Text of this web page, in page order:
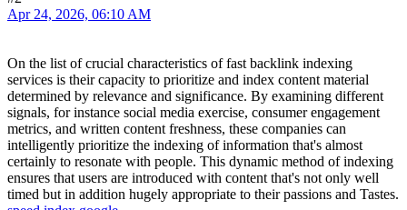
Apr 24, 2026, 06:10 AM
On the list of crucial characteristics of fast backlink indexing
services is their capacity to prioritize and index content material
determined by relevance and significance. By examining different
signals, for instance social media exercise, consumer engagement
metrics, and written content freshness, these companies can
intelligently prioritize the indexing of information that's almost
certainly to resonate with people. This dynamic method of indexing
ensures that users are introduced with content that's not only well
timed but in addition hugely appropriate to their passions and Tastes.